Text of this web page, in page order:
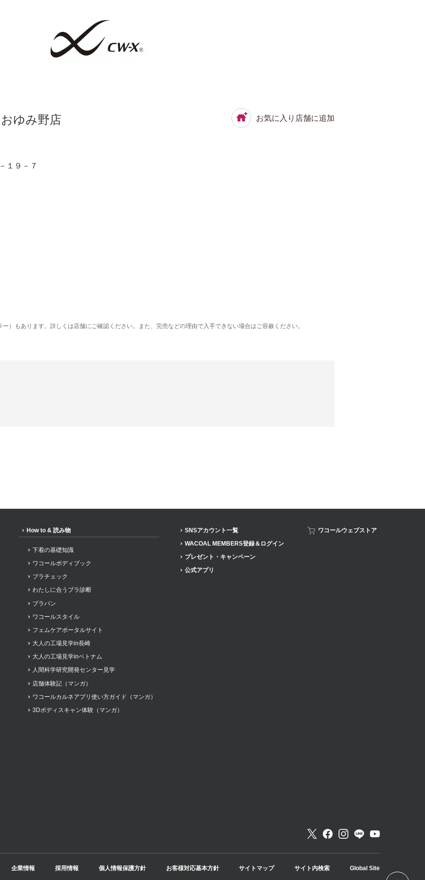
ゆみ野店 お気に入り店舗に追加
１９－７
）もあります。詳しくは店舗にご確認ください。また、完売などの理由で入手できない場合はご容赦ください。
How to & 読み物
下着の基礎知識
ワコールボディブック
ブラチェック
わたしに合うブラ診断
ブラパン
ワコールスタイル
フェムケアポータルサイト
大人の工場見学in長崎
大人の工場見学inベトナム
人間科学研究開発センター見学
店舗体験記（マンガ）
ワコールカルネアプリ使い方ガイド（マンガ）
3Dボディスキャン体験（マンガ）
SNSアカウント一覧
WACOAL MEMBERS登録＆ログイン
プレゼント・キャンペーン
公式アプリ
ワコールウェブストア
企業情報 採用情報 個人情報保護方針 お客様対応基本方針 サイトマップ サイト内検索 Global Site